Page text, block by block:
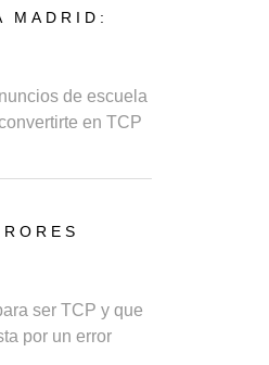
MADRID:
de escuela
en TCP
ser TCP y que
por un error